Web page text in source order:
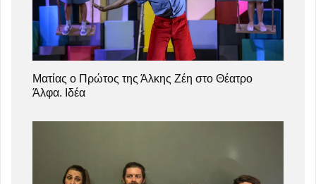
Ματίας ο Πρώτος της Άλκης Ζέη στο Θέατρο
Άλφα. Ιδέα